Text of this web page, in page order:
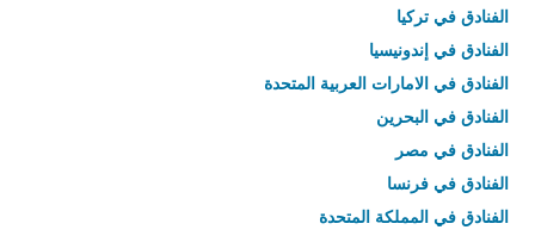
الفنادق في تركيا
الفنادق في إندونيسيا
الفنادق في الامارات العربية المتحدة
الفنادق في البحرين
الفنادق في مصر
الفنادق في فرنسا
الفنادق في المملكة المتحدة